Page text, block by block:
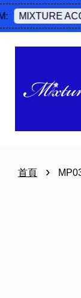
MIXTURE
首頁 ›